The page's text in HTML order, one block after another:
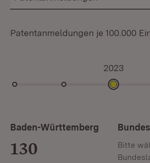
Patentanmeldungen je 100.000
Baden-Württemberg
130
Bitte
2023